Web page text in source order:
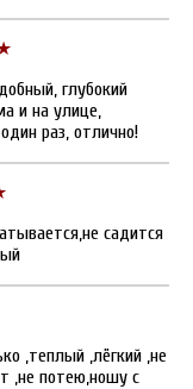
глубокий
и на улице,
раз, отлично!
садится
,теплый ,лёгкий ,не
,не потею,ношу с